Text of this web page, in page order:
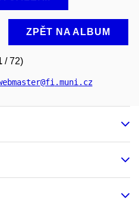
ZPĚT NA ALBUM
/ 72)
@fi.muni.cz